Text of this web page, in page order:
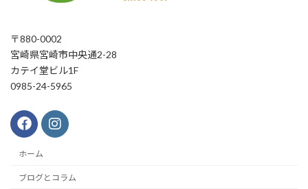
〒880-0002
宮崎県宮崎市中央通2-28
カテイ堂ビル1F
0985-24-5965
ホーム
ブログとコラム